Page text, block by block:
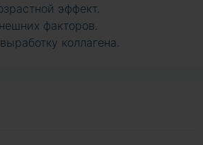
эффект.
факторов.
коллагена.